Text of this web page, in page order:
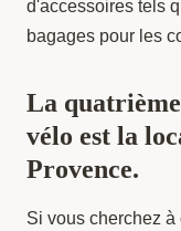
d'accessoires tels
bagages pour les
La
vélo est la
Provence.
Si vous cherchez à